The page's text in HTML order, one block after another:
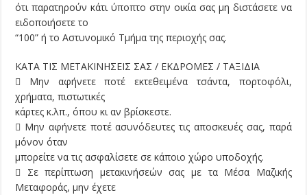
ότι παρατηρούν κάτι ύποπτο στην οικία σας µη διστάσετε να
ειδοποιήσετε το
“100” ή το Αστυνοµικό Τµήµα της περιοχής σας.
ΚΑΤΑ ΤΙΣ ΜΕΤΑΚΙΝΗΣΕΙΣ ΣΑΣ / ΕΚΔΡΟΜΕΣ / ΤΑΞΙΔΙΑ
 Μην αφήνετε ποτέ εκτεθειμένα τσάντα, πορτοφόλι,
χρήματα, πιστωτικές
κάρτες κ.λπ., όπου κι αν βρίσκεστε.
 Μην αφήνετε ποτέ ασυνόδευτες τις αποσκευές σας, παρά
μόνον όταν
μπορείτε να τις ασφαλίσετε σε κάποιο χώρο υποδοχής.
 Σε περίπτωση μετακινήσεών σας με τα Μέσα Μαζικής
Μεταφοράς, μην έχετε